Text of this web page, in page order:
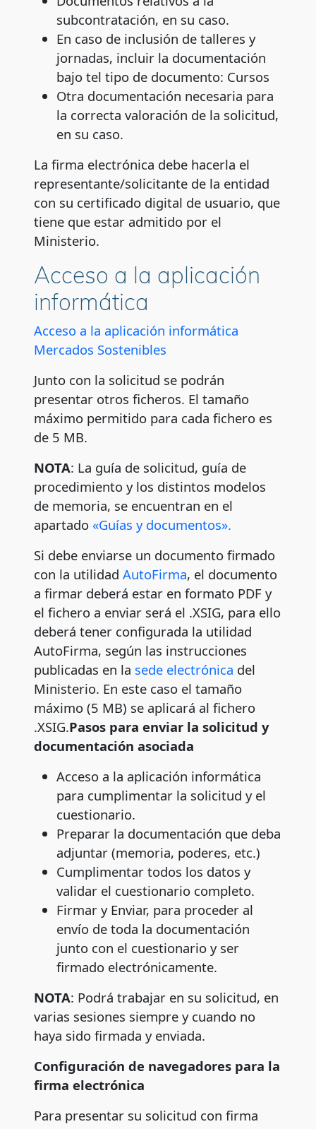
subcontratación, en su caso.
En caso de inclusión de talleres y
jornadas, incluir la documentación
bajo tel tipo de documento: Cursos
Otra documentación necesaria para
la correcta valoración de la solicitud,
en su caso.
La firma electrónica debe hacerla el
representante/solicitante de la entidad
con su certificado digital de usuario, que
tiene que estar admitido por el
Ministerio.
Acceso a la aplicación
informática
Acceso a la aplicación informática
Mercados Sostenibles
Junto con la solicitud se podrán
presentar otros ficheros. El tamaño
máximo permitido para cada fichero es
de 5 MB.
NOTA: La guía de solicitud, guía de
procedimiento y los distintos modelos
de memoria, se encuentran en el
apartado «Guías y documentos».
Si debe enviarse un documento firmado
con la utilidad AutoFirma, el documento
a firmar deberá estar en formato PDF y
el fichero a enviar será el .XSIG, para ello
deberá tener configurada la utilidad
AutoFirma, según las instrucciones
publicadas en la sede electrónica del
Ministerio. En este caso el tamaño
máximo (5 MB) se aplicará al fichero
.XSIG.Pasos para enviar la solicitud y
documentación asociada
Acceso a la aplicación informática
para cumplimentar la solicitud y el
cuestionario.
Preparar la documentación que deba
adjuntar (memoria, poderes, etc.)
Cumplimentar todos los datos y
validar el cuestionario completo.
Firmar y Enviar, para proceder al
envío de toda la documentación
junto con el cuestionario y ser
firmado electrónicamente.
NOTA: Podrá trabajar en su solicitud, en
varias sesiones siempre y cuando no
haya sido firmada y enviada.
Configuración de navegadores para la
firma electrónica
Para presentar su solicitud con firma